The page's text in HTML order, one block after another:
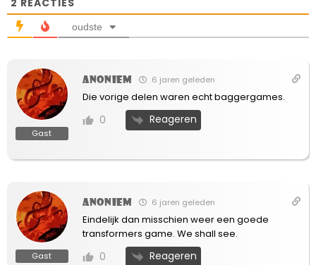
2 REACTIES
oudste
Gast
Anoniem 6 jaren geleden
Die vorige delen waren echt baggergames.
0 Reageren
Gast
Anoniem 6 jaren geleden
Eindelijk dan misschien weer een goede
transformers game. We shall see.
0 Reageren